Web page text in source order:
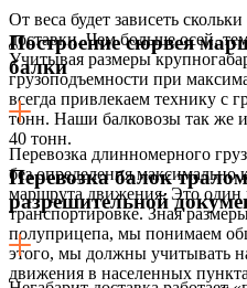
От веса будет зависеть
доставки. Чем больше осей,
Учитывая размеры
грузоподъемности при
всегда привлекаем технику с
тонн. Наши балковозы так же
40 тонн.
Построение сюрвея
балки
Перевозка длинномерного
без определения максимально
маршрута движения. Это один
транспортировке. Зная
полуприцепа, мы понимаем
этого, мы должны учитывать
движения в населенных
Перевозка балок
разрешительной